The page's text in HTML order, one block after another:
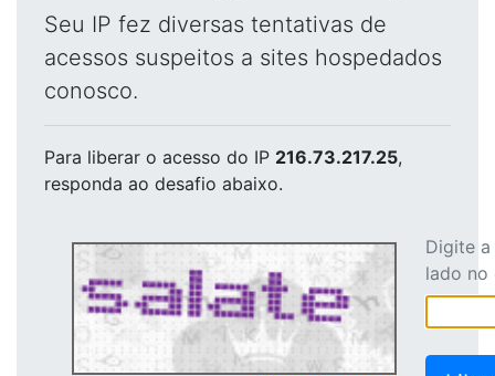
Seu IP fez diversas tentativas de
acessos suspeitos a sites hospedados
conosco.
Para liberar o acesso do IP 216.73.217.25,
responda ao desafio abaixo.
Digite
lado no